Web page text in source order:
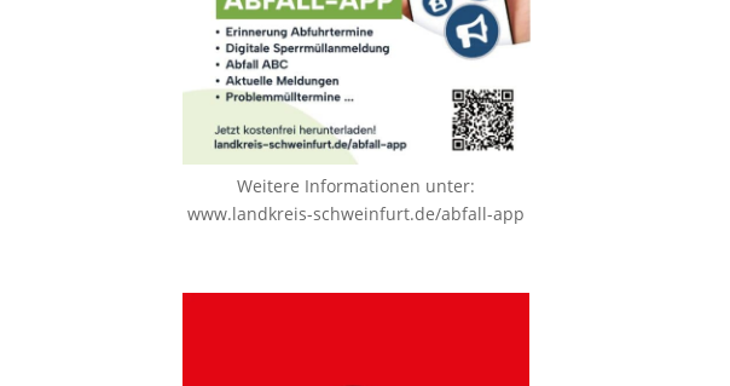
Weitere Informationen unter:
www.landkreis-schweinfurt.de/abfall-app